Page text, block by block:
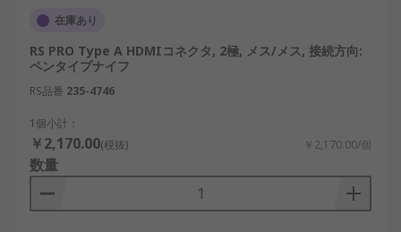
在庫あり
RS PRO Type A HDMIコネクタ, 2極, メス/メス, 接続方向:
ペンタイプナイフ
RS品番 235-4746
1個小計：
￥2,170.00(税抜) ￥2,170.00/個
数量